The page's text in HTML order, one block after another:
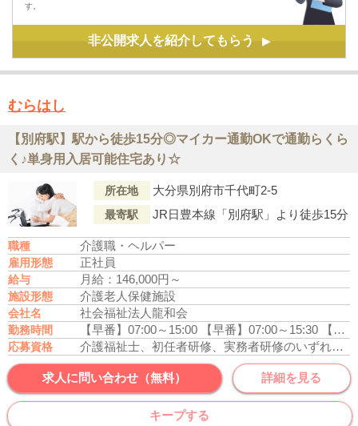
す。
非公開求人を紹介してもらう ▶
むらはし
【別府駅】駅から徒歩15分◎マイカー通勤OKで通勤らくら
く♪単身用入居可能住宅あり☆
所在地 大分県別府市千代町2-5
最寄駅 JR日豊本線「別府駅」より徒歩15分
職種 介護職・ヘルパー
雇用形態 正社員
給与 月給：146,000円～
施設形態 介護老人保健施設
会社名 社会福祉法人龍和会
勤務時間 【早番】07:00～15:00 【早番】07:00～15:30 【日勤】08:30～17:00
応募資格 介護福祉士、初任者研修、実務者研修のいずれかの資格をお持ちの方
求人に問い合わせ（無料） 詳細を見る
キープする